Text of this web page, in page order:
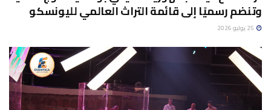
وتنضم رسميًا إلى قائمة التراث العالمي لليونسكو